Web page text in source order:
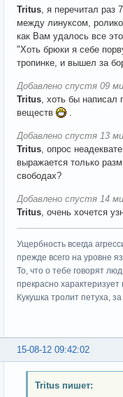
Tritus , я перечитал
между линуксом,
как Вам удалось все
"Хоть брюки я себе
тропинке, и вышел за
Добавлено спустя 09
Tritus , хоть бы написал
веществ
Добавлено спустя 13
Tritus , опрос
выражается только
свободах?
Добавлено спустя 14
Tritus , очень хочется
Ущербность всегда
прежде всего на уровне
То, что о тебе говорят
прекрасно характеризует
Кукушка тролит петуха,
15-08-12 09:42:02
Tritus пишет: